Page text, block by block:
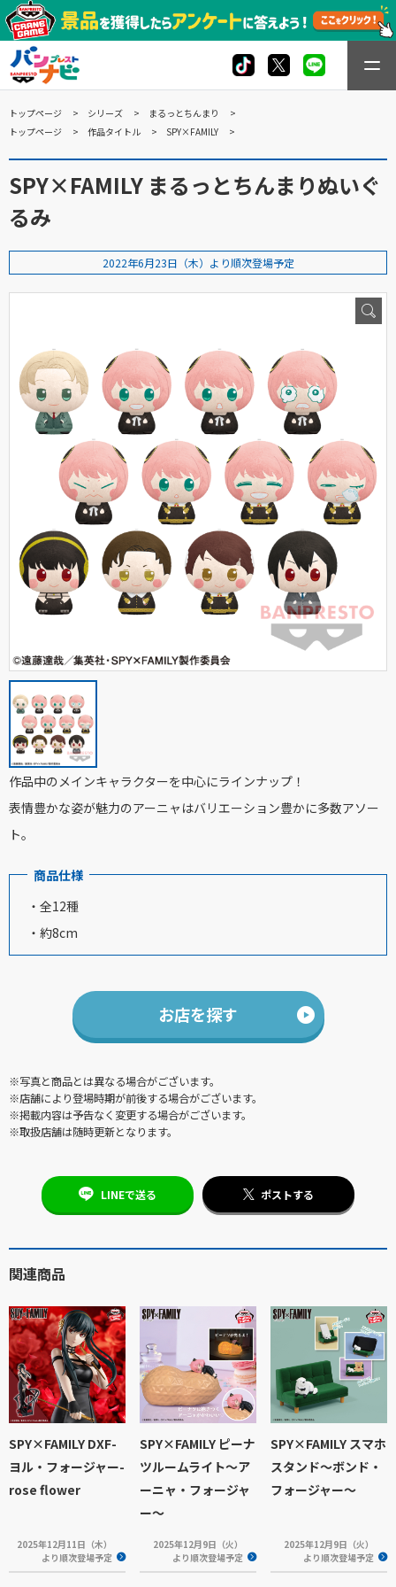
トップページ シリーズ
まるっとちんまり
トップページ
作品タイトル SPY×FAMILY
SPY×FAMILY まるっとちんまりぬいぐ
るみ
2022年6月23日（木）より順次登場予定
作品中のメインキャラクターを中心にラインナップ！
表情豊かな姿が魅力のアーニャはバリエーション豊かに多数アソー
ト。
商品仕様
・全12種
・約8cm
お店を探す
※写真と商品とは異なる場合がございます。
※店舗により登場時期が前後する場合がございます。
※掲載内容は予告なく変更する場合がございます。
※取扱店舗は随時更新となります。
LINEで送る ポストする
関連商品
SPY×FAMILY DXF-
ヨル・フォージャー-
rose flower
2025年12月11日（木）
より順次登場予定
SPY×FAMILY ピーナ
ツルームライト～ア
ーニャ・フォージャ
ー～
2025年12月9日（火）
より順次登場予定
SPY×FAMILY スマホ
スタンド～ボンド・
フォージャー～
2025年12月9日（火）
より順次登場予定